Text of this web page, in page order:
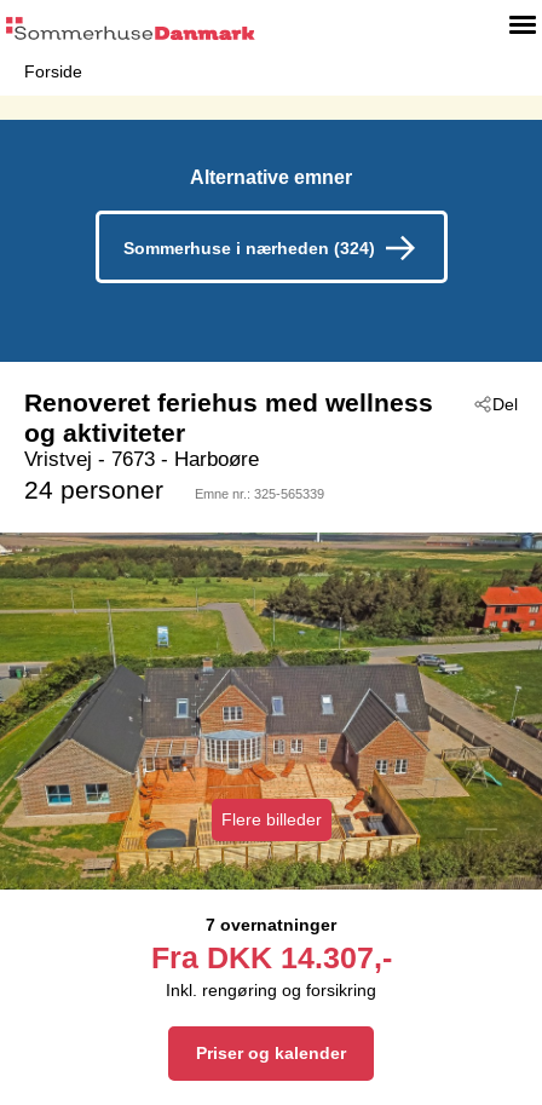
Forside
Alternative emner
Sommerhuse i nærheden (324)
Del
Renoveret feriehus med wellness
og aktiviteter
Vristvej - 7673 - Harboøre
24 personer Emne nr.: 325-565339
Flere billeder
7 overnatninger
Fra DKK 14.307,-
Inkl. rengøring og forsikring
Priser og kalender